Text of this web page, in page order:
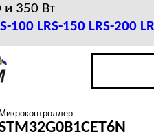
и 350 Вт
100 LRS-150 LRS-200
Микроконтроллер